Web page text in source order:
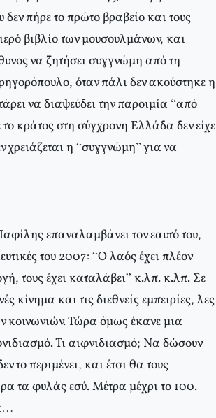
πήρε το πρώτο βραβείο και τους
βιβλίο των μουσουλμάνων, και
να ζητήσει συγγνώμη από τη
όταν πάλι δεν ακούστηκε η
να διαψεύδει την παροιμία “από
κράτος στη σύγχρονη Ελλάδα δεν είχε
χρειάζεται η “συγγνώμη” για να
επαναλαμβάνει τον εαυτό του,
του 2007: “Ο λαός έχει πλέον
τους έχει καταλάβει” κ.λπ. κ.λπ. Σε
κίνημα και τις διεθνείς εμπειρίες, λες
κοινωνιών. Τώρα όμως έκανε μια
Τι αιφνιδιασμό; Να δώσουν
περιμένει, και έτσι θα τους
τα φυλάς εσύ. Μέτρα μέχρι το 100.